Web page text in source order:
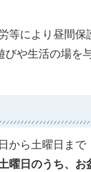
等により昼間
びや生活の場を
から土曜日まで
曜日のうち、お